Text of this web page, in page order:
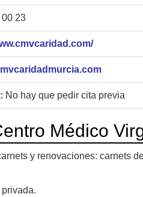
23
No hay que pedir cita previa
Médico
y renovaciones: carnets